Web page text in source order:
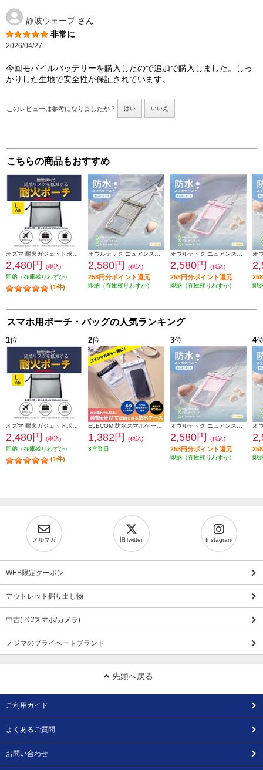
静波ウェーブ さん
非常に
2026/04/27
今回モバイルバッテリーを購入したので追加で購入しました。しっ
かりした生地で安全性が保証されています。
このレビューは参考になりましたか？ はい いいえ
こちらの商品もおすすめ
2,480円
(税込)
即納（在庫残りわずか）
(1件)
2,580円 (税込)
258円分ポイント還元
即納（在庫残りわずか）
2,580円 (税込)
258円分ポイント還元
即納（在庫残りわずか） 即
スマホ用ポーチ・バッグの人気ランキング
1位
2,480円
(税込)
即納（在庫残りわずか）
(1件)
2位
1,382円
(税込)
3営業日
3位
2,580円 (税込)
258円分ポイント還元
即納（在庫残りわずか）
4
即
メルマガ 旧Twitter Instagram
WEB限定クーポン
アウトレット掘り出し物
中古(PC/スマホ/カメラ)
ノジマのプライベートブランド
先頭へ戻る
ご利用ガイド
よくあるご質問
お問い合わせ